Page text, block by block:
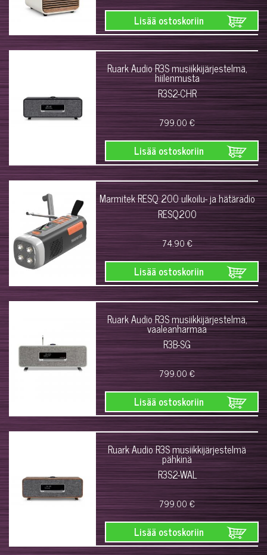
Lisää ostoskoriin
Ruark Audio R3S musiikkijärjestelmä,
hiilenmusta
R3S2-CHR
799.00 €
Lisää ostoskoriin
Marmitek RESQ 200 ulkoilu- ja hätäradio
RESQ200
74.90 €
Lisää ostoskoriin
Ruark Audio R3S musiikkijärjestelmä,
vaaleanharmaa
R3B-SG
799.00 €
Lisää ostoskoriin
Ruark Audio R3S musiikkijärjestelmä
pähkinä
R3S2-WAL
799.00 €
Lisää ostoskoriin